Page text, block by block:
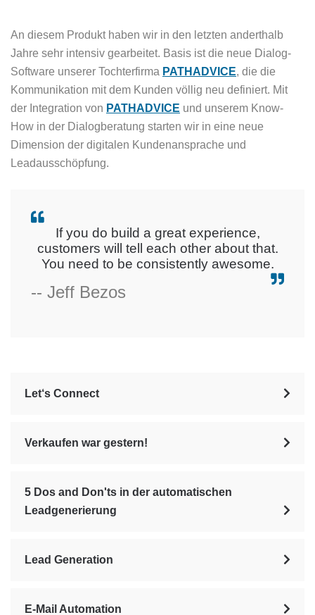
Let‘s Connect
Verkaufen war gestern!
5 Dos and Don'ts in der automatischen
Leadgenerierung
Lead Generation
E-Mail Automation
An diesem Produkt haben wir in den letzten anderthalb
Jahre sehr intensiv gearbeitet. Basis ist die neue Dialog-
Software unserer Tochterfirma PATHADVICE, die die
Kommunikation mit dem Kunden völlig neu definiert. Mit
der Integration von PATHADVICE und unserem Know-
How in der Dialogberatung starten wir in eine neue
Dimension der digitalen Kundenansprache und
Leadausschöpfung.
If you do build a great experience,
customers will tell each other about that.
You need to be consistently awesome.
-- Jeff Bezos